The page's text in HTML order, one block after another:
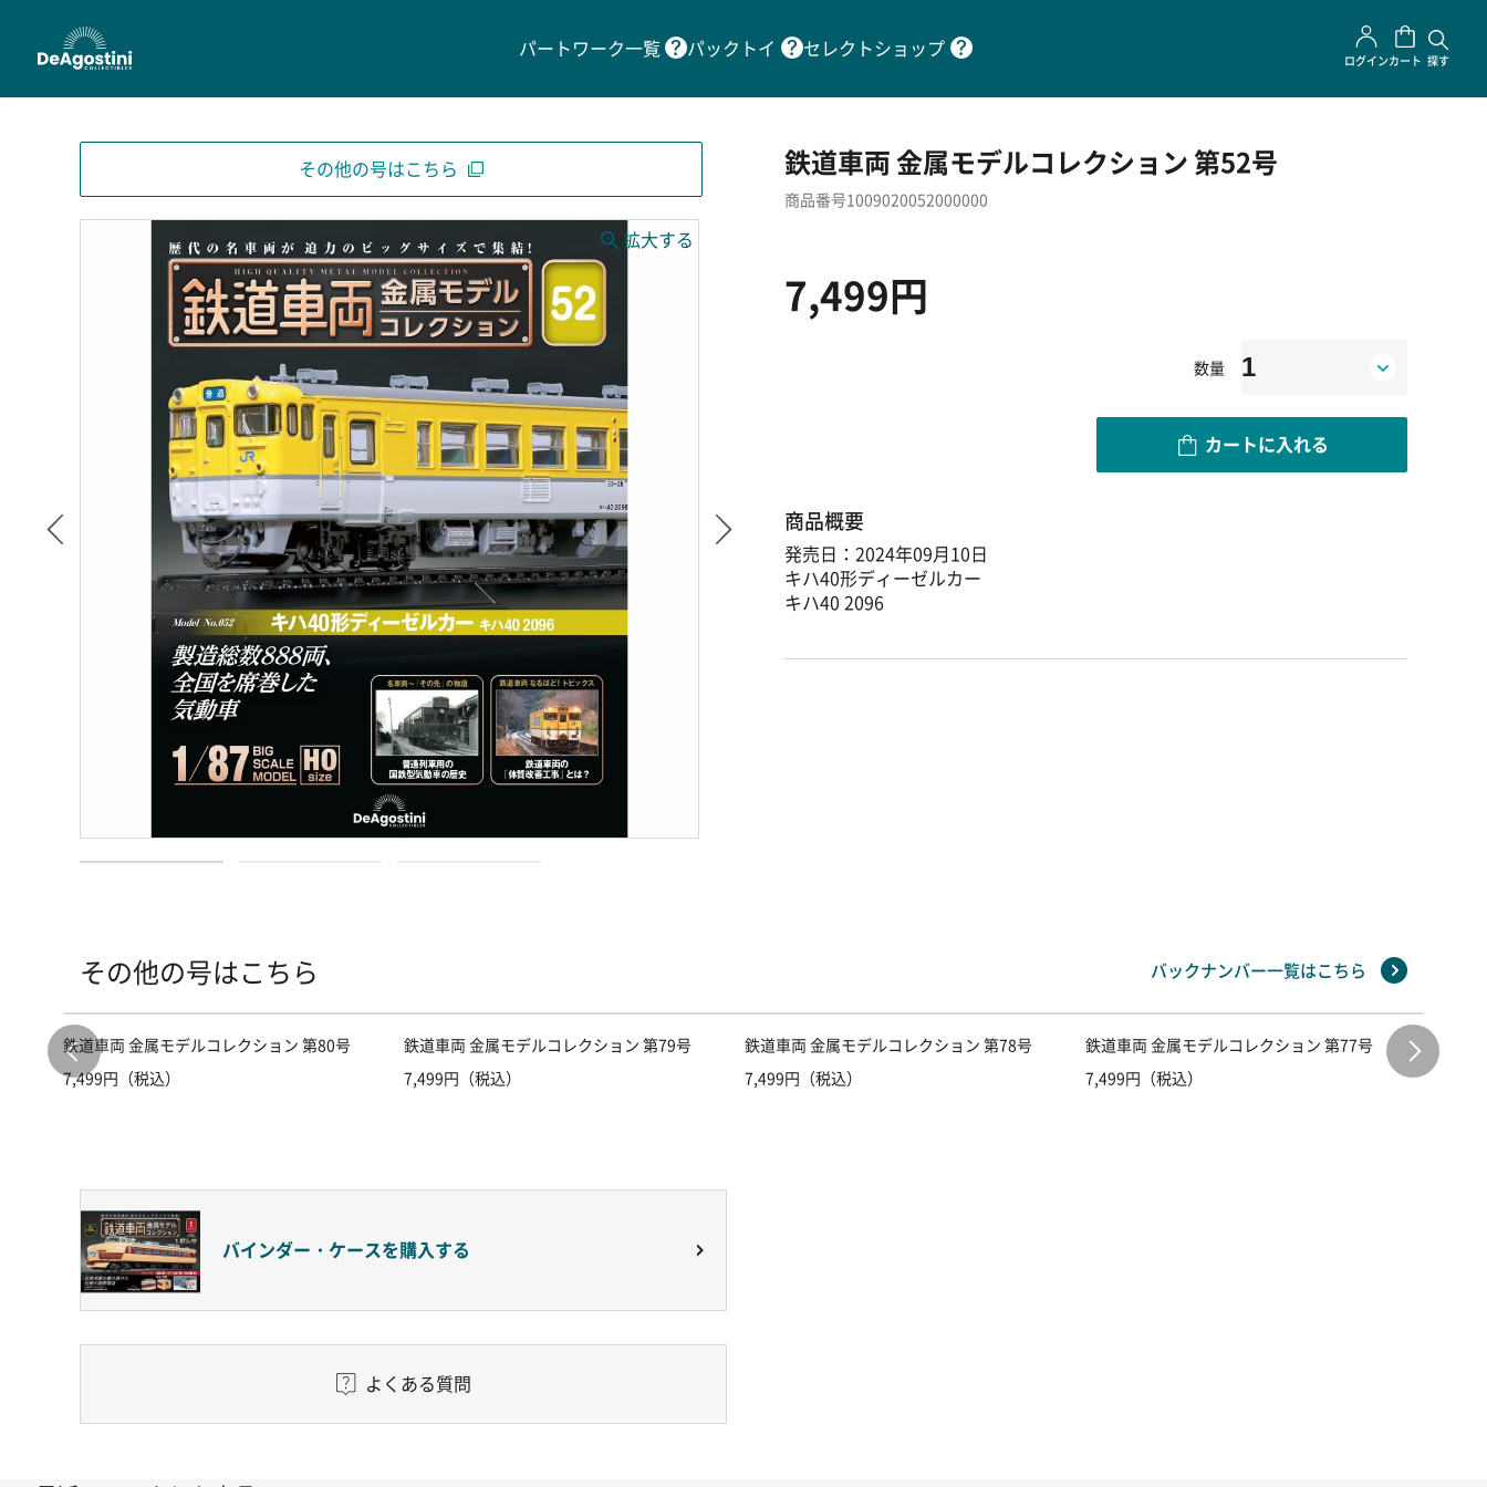
パートワーク一覧 パックトイ セレクトショップ ログインカート 探す
その他の号はこちら 鉄道車両 金属モデルコレクション 第52号
商品番号1009020052000000
7,499円
数量
カートに入れる
商品概要
発売日：2024年09月10日
キハ40形ディーゼルカー
キハ40 2096
その他の号はこちら
鉄道車両 金属モデルコレクション 第80号
7,499円（税込）
鉄道車両 金属モデルコレクション 第79号
7,499円（税込）
鉄道車両 金属モデルコレクション 第78号
7,499円（税込）
鉄道車両 金属モデルコレクション 第77号
7,499円（税込）
鉄道車
7,499円
バックナンバー一覧はこちら
バインダー・ケースを購入する
よくある質問